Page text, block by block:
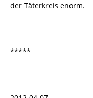
der Täterkreis enorm.
*****